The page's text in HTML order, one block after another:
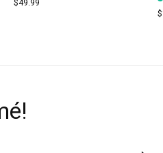
$49.99